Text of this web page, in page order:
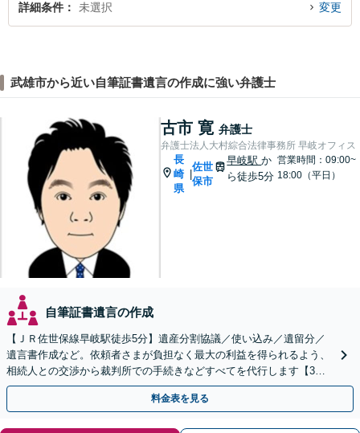
詳細条件 未選択 変更
武雄市から近い自筆証書遺言の作成に強い弁護士
古市 寛 弁護士
弁護士法人大村綜合法律事務所 早岐オフィス
長
崎
県
佐世
保市
早岐駅か
ら徒歩5分
営業時間：09:00~
18:00（平日）
自筆証書遺言の作成
【ＪＲ佐世保線早岐駅徒歩5分】遺産分割協議／使い込み／遺留分／
遺言書作成など。依頼者さまが負担なく最大の利益を得られるよう、
相続人との交渉から裁判所での手続きなどすべてを代行します【3拠
点に計6人弁護士在籍】
料金表を見る